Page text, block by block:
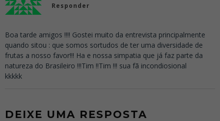
Responder
Boa tarde amigos !!!! Gostei muito da entrevista principalmente
quando sitou : que somos sortudos de ter uma diversidade de
frutas a nosso favor!!! Ha e nossa simpatia que já faz parte da
natureza do Brasileiro !!!Tim !!Tim !!! sua fã incondiosional
kkkkk
DEIXE UMA RESPOSTA